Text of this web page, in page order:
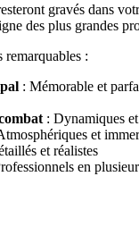
gravés dans
des plus grandes
remarquables :
: Mémorable et
: Dynamiques
et
et réalistes
en